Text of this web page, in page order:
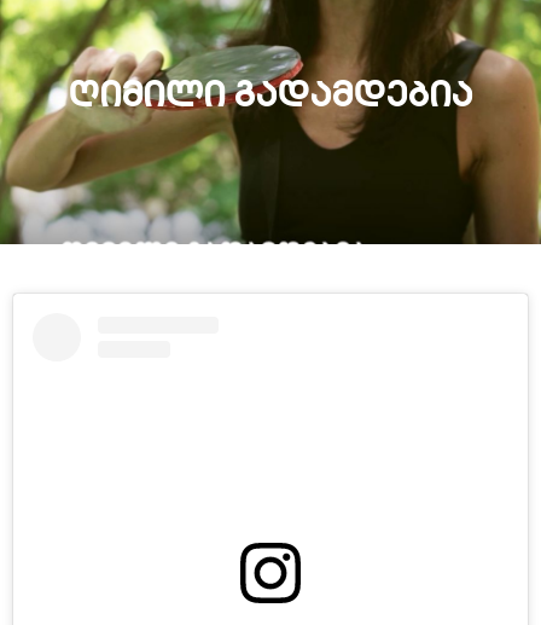
ღიმილი გადამდებია